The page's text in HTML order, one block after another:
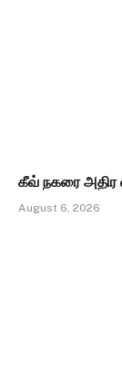
கீவ் நகரை
August 6, 2026